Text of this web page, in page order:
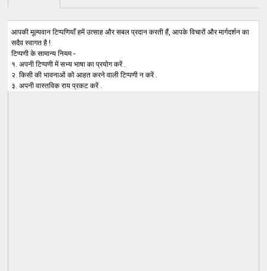
आपकी मूल्यवान टिप्पणियाँ हमें उत्साह और सबल प्रदान करती हैं, आपके विचारों और मार्गदर्शन का
सदैव स्वागत है !
टिप्पणी के सामान्य नियम -
१. अपनी टिप्पणी में सभ्य भाषा का प्रयोग करें .
२. किसी की भावनाओं को आहत करने वाली टिप्पणी न करें .
३. अपनी वास्तविक राय प्रकट करें .